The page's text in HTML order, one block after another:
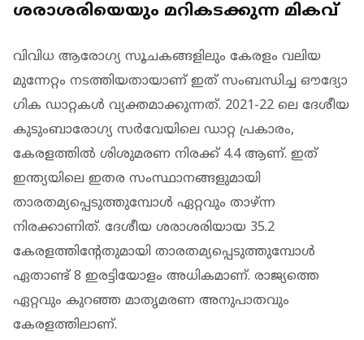
ശരാശരിയെയും മറികടക്കുന്ന മികവ്
വിവിധ ആരോഗ്യ സൂചകങ്ങളിലും കേരളം വലിയ
മുന്നേറ്റം നടത്തിയതായാണ് ഇത് സംബന്ധിച്ച ഔദ്യോ​
ഗിക ഡാറ്റകൾ വ്യക്തമാക്കുന്നത്. 2021-22 ലെ ദേശീയ
കുടുംബാരോഗ്യ സർവേയിലെ ഡാറ്റ പ്രകാരം,
കേരളത്തിൽ ശിശുമരണ നിരക്ക് 4.4 ആണ്. ഇത്
ഇന്ത്യയിലെ ഇതര സംസ്ഥാനങ്ങളുമായി
താരതമ്യപ്പെടുത്തുമ്പോൾ ഏറ്റവും താഴ്ന്ന
നിരക്കാണിത്. ദേശീയ ശരാശരിയായ 35.2
കേരളത്തിൻ്റേതുമായി താരതമ്യപ്പെടുത്തുമ്പോൾ
ഏതാണ്ട് 8 ഇരട്ടിയോളം അധികമാണ്. രാജ്യത്തെ
ഏറ്റവും കുറഞ്ഞ മാതൃമരണ അനുപാതവും
കേരളത്തിലാണ്.